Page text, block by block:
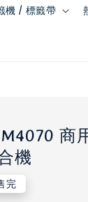
機 / 標籤帶
商
機
完